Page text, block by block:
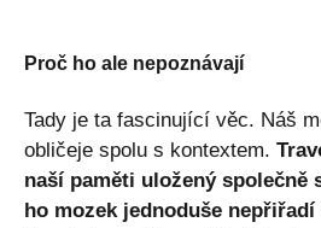
Proč ho ale nepoznávají
Tady je ta fascinující věc. Náš
obličeje spolu s kontextem.
naší paměti uložený
ho mozek jednoduše